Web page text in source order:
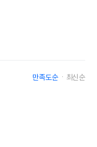
만족도순 최신순